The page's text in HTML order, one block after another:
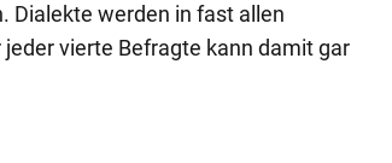
Dialekte werden in fast allen
vierte Befragte kann damit gar